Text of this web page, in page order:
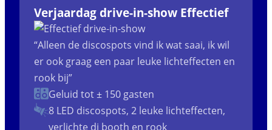
Verjaardag drive-in-show Effectief
“Alleen de discospots vind ik wat saai, ik wil
er ook graag een paar leuke lichteffecten en
rook bij”
Geluid tot ± 150 gasten
8 LED discospots, 2 leuke lichteffecten,
verlichte dj booth en rook